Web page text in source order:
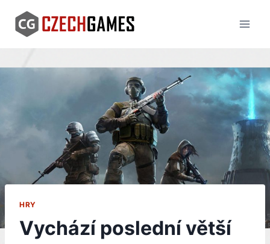
content
HRY
Vychází poslední větší